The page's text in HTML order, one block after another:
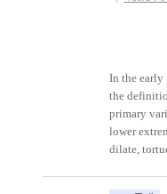
Huawei
takes
However,
growth
Chart.
measure
citizenship
action
A teacher
more
In the early
the
primary
lower
dilate,